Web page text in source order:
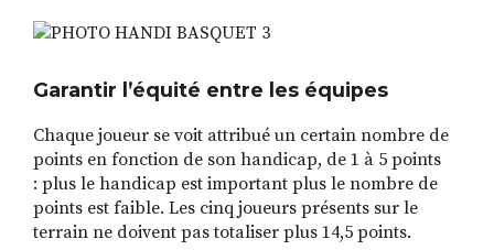
Garantir l’équité entre les équipes
Chaque joueur se voit attribué un certain nombre de
points en fonction de son handicap, de 1 à 5 points
: plus le handicap est important plus le nombre de
points est faible. Les cinq joueurs présents sur le
terrain ne doivent pas totaliser plus 14,5 points.